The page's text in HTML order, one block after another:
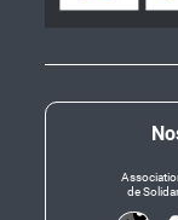
de